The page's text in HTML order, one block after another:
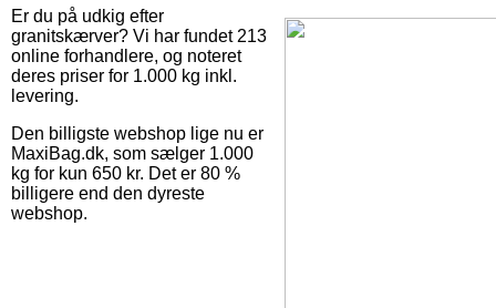
Er du på udkig efter
granitskærver? Vi har fundet 213
online forhandlere, og noteret
deres priser for 1.000 kg inkl.
levering.
Den billigste webshop lige nu er
MaxiBag.dk, som sælger 1.000
kg for kun 650 kr. Det er 80 %
billigere end den dyreste
webshop.